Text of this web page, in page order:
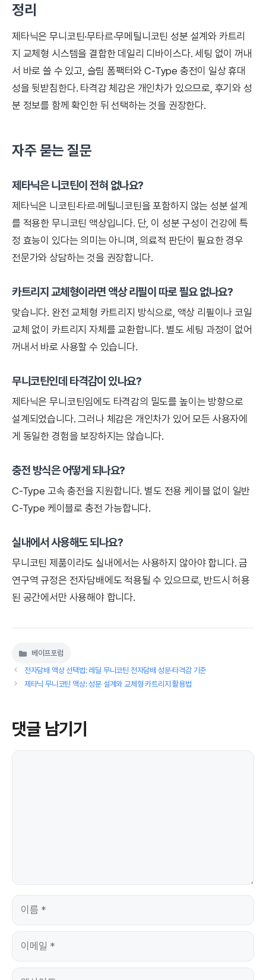
정리
제타닉은 무니코틴·무타르·무메틸니코틴 성분 설계와 카트리
지 교체형 시스템을 결합한 데일리 디바이스다. 세팅 없이 꺼내
서 바로 쓸 수 있고, 슬림 폼팩터와 C-Type 충전이 일상 휴대
성을 뒷받침한다. 타격감 체감은 개인차가 있으므로, 후기와 성
분 정보를 함께 확인한 뒤 선택하는 것을 권장한다.
자주 묻는 질문
제타닉은 니코틴이 전혀 없나요?
제타닉은 니코틴·타르·메틸니코틴을 포함하지 않는 성분 설계
를 적용한 무니코틴 액상입니다. 단, 이 성분 구성이 건강에 특
정 효능이 있다는 의미는 아니며, 의료적 판단이 필요한 경우
전문가와 상담하는 것을 권장합니다.
카트리지 교체형이라면 액상 리필이 따로 필요 없나요?
맞습니다. 완전 교체형 카트리지 방식으로, 액상 리필이나 코일
교체 없이 카트리지 자체를 교환합니다. 별도 세팅 과정이 없어
꺼내서 바로 사용할 수 있습니다.
무니코틴인데 타격감이 있나요?
제타닉은 무니코틴임에도 타격감의 밀도를 높이는 방향으로
설계되었습니다. 그러나 체감은 개인차가 있어 모든 사용자에
게 동일한 경험을 보장하지는 않습니다.
충전 방식은 어떻게 되나요?
C-Type 고속 충전을 지원합니다. 별도 전용 케이블 없이 일반
C-Type 케이블로 충전 가능합니다.
실내에서 사용해도 되나요?
무니코틴 제품이라도 실내에서는 사용하지 않아야 합니다. 금
연구역 규정은 전자담배에도 적용될 수 있으므로, 반드시 허용
된 공간에서만 사용해야 합니다.
카
고
베이프포럼
전자담배 액상 선택법: 레딜 무니코틴 전자담배 성분·타격감 기준
제타닉 무니코틴 액상: 성분 설계와 교체형 카트리지 활용법
댓글 남기기
댓
이
이
일
웹